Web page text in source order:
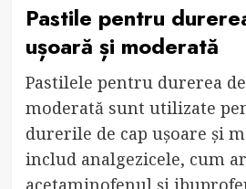
Pastile pentru
ușoară și moderată
Pastilele pentru durerea
moderată sunt utilizate
durerile de cap ușoare și
includ analgezicele, cum
acetaminofenul și